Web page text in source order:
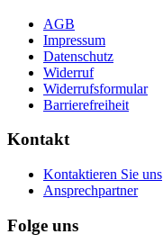
AGB
Impressum
Datenschutz
Widerruf
Widerrufsformular
Barrierefreiheit
Kontakt
Kontaktieren Sie uns
Ansprechpartner
Folge uns